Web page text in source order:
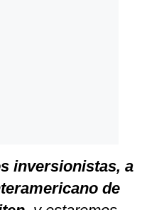
inversionistas, a
de